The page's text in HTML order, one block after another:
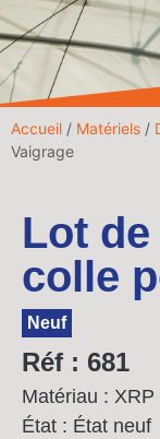
Accueil / Matériels /
Vaigrage
Lot
colle
Neuf
Réf : 681
Matériau : XRP
État : État neuf